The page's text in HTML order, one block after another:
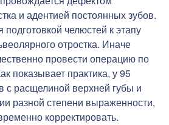
и адентией постоянных зубов.
челюстей к этапу
отростка. Иначе
провести операцию по
показывает практика, у 95
с расщелиной верхней губы и
разной степени выраженности,
корректировать.